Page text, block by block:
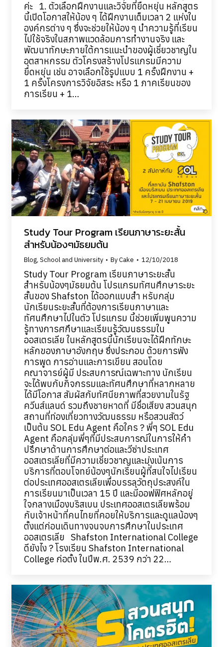
ค่ะ 1. ตัวเลือกฝึกงานและวิจัยที่ยืดหยุ่น หลักสูตร
นี้เปิดโอกาสให้น้อง ๆ ได้ฝึกงานเต็มเวลา 2 แห่งใน
องค์กรต่าง ๆ ซึ่งจะช่วยให้น้อง ๆ นำความรู้ที่เรียน
ไปใช้จริงในสภาพแวดล้อมการทำงานจริง และ
พัฒนาทักษะภายใต้การแนะนำของผู้เชี่ยวชาญใน
อุตสาหกรรม ตัวโครงสร้างโปรแกรมมีความ
ยืดหยุ่น เช่น อาจเลือกใช้รูปแบบ 1 ครั้งฝึกงาน +
1 ครั้งโครงการวิจัยอิสระ หรือ 1 ภาคเรียนของ
การเรียน + 1…
Study Tour Program เรียนภาษาระยะสั้น
สำหรับน้องๆมัธยมต้น
Blog, School and University ByCake 12/10/2018
Study Tour Program เรียนภาษาระยะสั้น
สำหรับน้องๆมัธยมต้น โปรแกรมทัศนศึกษาระยะ
สั้นของ Shafston ได้ออกแบบสำ หรับกลุ่ม
นักเรียนระยะสั้นที่ต้องการเรียนภาษาและ
ทัศนศึกษาไปในตัว โปรแกรม นี้ช่วยเพิ่มพูนความ
รู้ทางการศกึษาและเรียนรู้วัฒนธรรมใน
ออสเตรเลีย ในหลักสูตรนี้นักเรียนจะได้ฝึกทักษะ
หลักของภาษาอังกฤษ ซึ่งประกอบ ด้วยการฟัง
การพูด การอ่านและการเขียน สอนโดย
คณาจารย์ผู้มี ประสบการณ์เฉพาะทาง นักเรียน
จะได้พบกับกิจกรรมและทัศนศึกษาที่หลากหลาย
ได้มีโอกาส สัมผัสกับทัศนียภาพที่สวยงามในรัฐ
ควีนส์แลนด์ รวมถึงชายหาดที่ มีชื่อเสียง สวนสนุก
สถานที่ท่องเที่ยวทางวัฒนธรรม หรือสวนสัตว์
เป็นต้น SOL Edu Agent คือใคร ? พี่ๆ SOL Edu
Agent คือกลุ่มพี่ๆที่มีประสบการณ์ในการให้คำ
ปรึกษาด้านการศึกษาต่อและวีซ่าประเทศ
ออสเตรเลียที่มีความเชี่ยวชาญและมุ่งเน้นการ
บริการที่ตอบโจทย์น้องๆนักเรียนผู้ที่สนใจไปเรียน
ต่อประเทศออสเตรเลียเพื่อบรรลุวัตถุประสงค์ใน
การเรียนมาเป็นเวลา 15 ปี และมีออฟฟิศหลักอยู่
ใจกลางเมืองบริสเบน ประเทศออสเตรเลียพร้อม
กับเจ้าหน้าที่คนไทยที่คอยให้บริการและดูแลน้องๆ
ตั้งแต่ก่อนเดินทางจนจบการศึกษาในประเทศ
ออสเตรเลีย Shafston International College
ดียังไง ? โรงเรียน Shafston International
College ก่อตั้ง ในปีพ.ศ. 2539 กว่า 22…